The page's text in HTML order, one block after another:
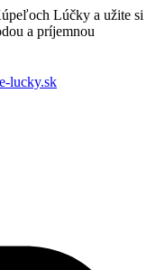
Lúčky a užite si
a príjemnou
lucky.sk